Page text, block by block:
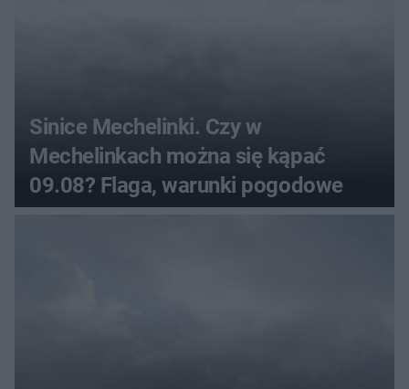
Sinice Mechelinki. Czy w
Mechelinkach można się kąpać
09.08? Flaga, warunki pogodowe